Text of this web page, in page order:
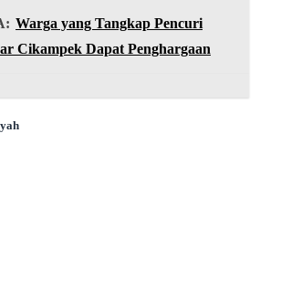
Warga yang Tangkap Pencuri
Cikampek Dapat Penghargaan